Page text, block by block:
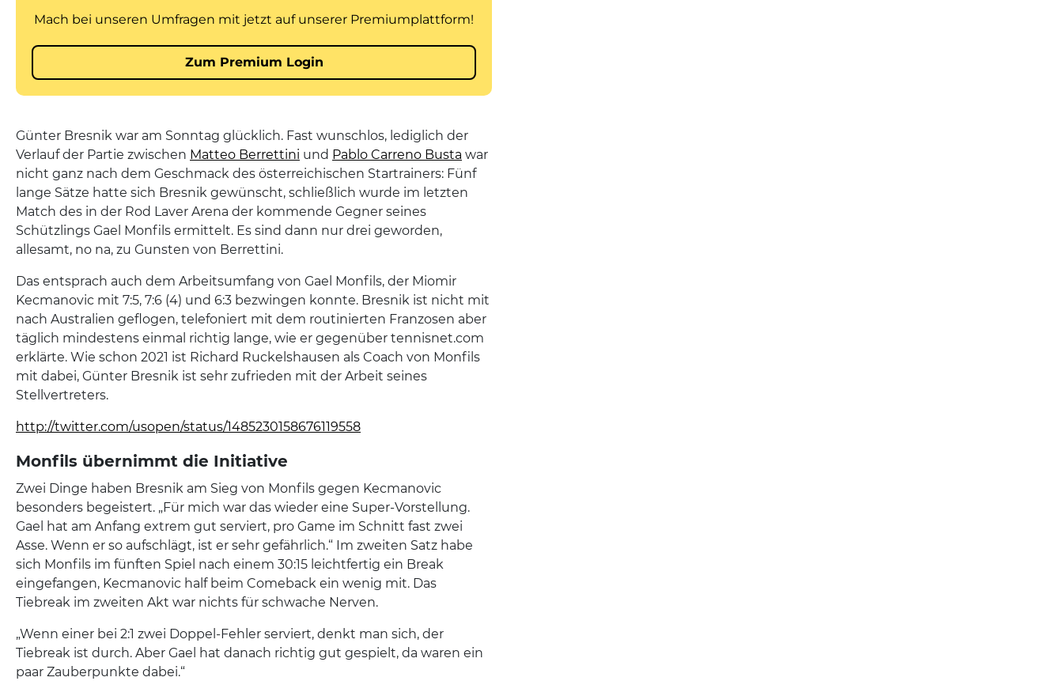
Günter Bresnik war am Sonntag glücklich. Fast wunschlos, lediglich der
Verlauf der Partie zwischen Matteo Berrettini und Pablo Carreno Busta war
nicht ganz nach dem Geschmack des österreichischen Startrainers: Fünf
lange Sätze hatte sich Bresnik gewünscht, schließlich wurde im letzten
Match des in der Rod Laver Arena der kommende Gegner seines
Schützlings Gael Monfils ermittelt. Es sind dann nur drei geworden,
allesamt, no na, zu Gunsten von Berrettini.
Das entsprach auch dem Arbeitsumfang von Gael Monfils, der Miomir
Kecmanovic mit 7:5, 7:6 (4) und 6:3 bezwingen konnte. Bresnik ist nicht mit
nach Australien geflogen, telefoniert mit dem routinierten Franzosen aber
täglich mindestens einmal richtig lange, wie er gegenüber tennisnet.com
erklärte. Wie schon 2021 ist Richard Ruckelshausen als Coach von Monfils
mit dabei, Günter Bresnik ist sehr zufrieden mit der Arbeit seines
Stellvertreters.
http://twitter.com/usopen/status/1485230158676119558
Monfils übernimmt die Initiative
Zwei Dinge haben Bresnik am Sieg von Monfils gegen Kecmanovic
besonders begeistert. „Für mich war das wieder eine Super-Vorstellung.
Gael hat am Anfang extrem gut serviert, pro Game im Schnitt fast zwei
Asse. Wenn er so aufschlägt, ist er sehr gefährlich.“ Im zweiten Satz habe
sich Monfils im fünften Spiel nach einem 30:15 leichtfertig ein Break
eingefangen, Kecmanovic half beim Comeback ein wenig mit. Das
Tiebreak im zweiten Akt war nichts für schwache Nerven.
„Wenn einer bei 2:1 zwei Doppel-Fehler serviert, denkt man sich, der
Tiebreak ist durch. Aber Gael hat danach richtig gut gespielt, da waren ein
paar Zauberpunkte dabei.“